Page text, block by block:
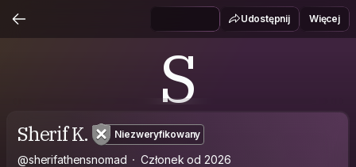
Udostępnij Więcej
S
Sherif K. Niezweryfikowany
@sherifathensnomad Członek od 2026